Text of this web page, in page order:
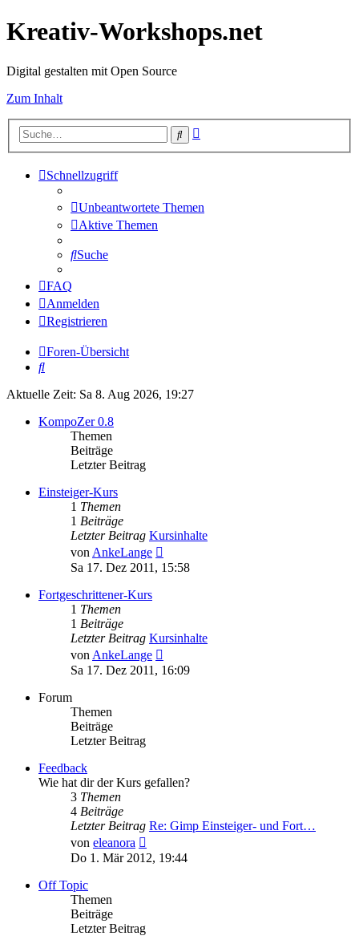
Kreativ-Workshops.net
Digital gestalten mit Open Source
Zum Inhalt
Suche
Schnellzugriff
Unbeantwortete Themen
Aktive Themen
Suche
FAQ
Anmelden
Registrieren
Foren-Übersicht
Suche
Aktuelle Zeit: Sa 8. Aug 2026, 19:27
KompoZer 0.8
Themen
Beiträge
Letzter Beitrag
Einsteiger-Kurs
1 Themen
1 Beiträge
Letzter Beitrag Kursinhalte
vonAnkeLange
Beitrag
Sa 17. Dez 2011, 15:58
Fortgeschrittener-Kurs
1 Themen
1 Beiträge
Letzter Beitrag Kursinhalte
vonAnkeLange
Beitrag
Sa 17. Dez 2011, 16:09
Forum
Themen
Beiträge
Letzter Beitrag
Feedback
Wie hat dir der Kurs gefallen?
3 Themen
4 Beiträge
Letzter Beitrag Re: Gimp Einsteiger- und Fort…
von eleanora
Beitrag
Do 1. Mär 2012, 19:44
Off Topic
Themen
Beiträge
Letzter Beitrag